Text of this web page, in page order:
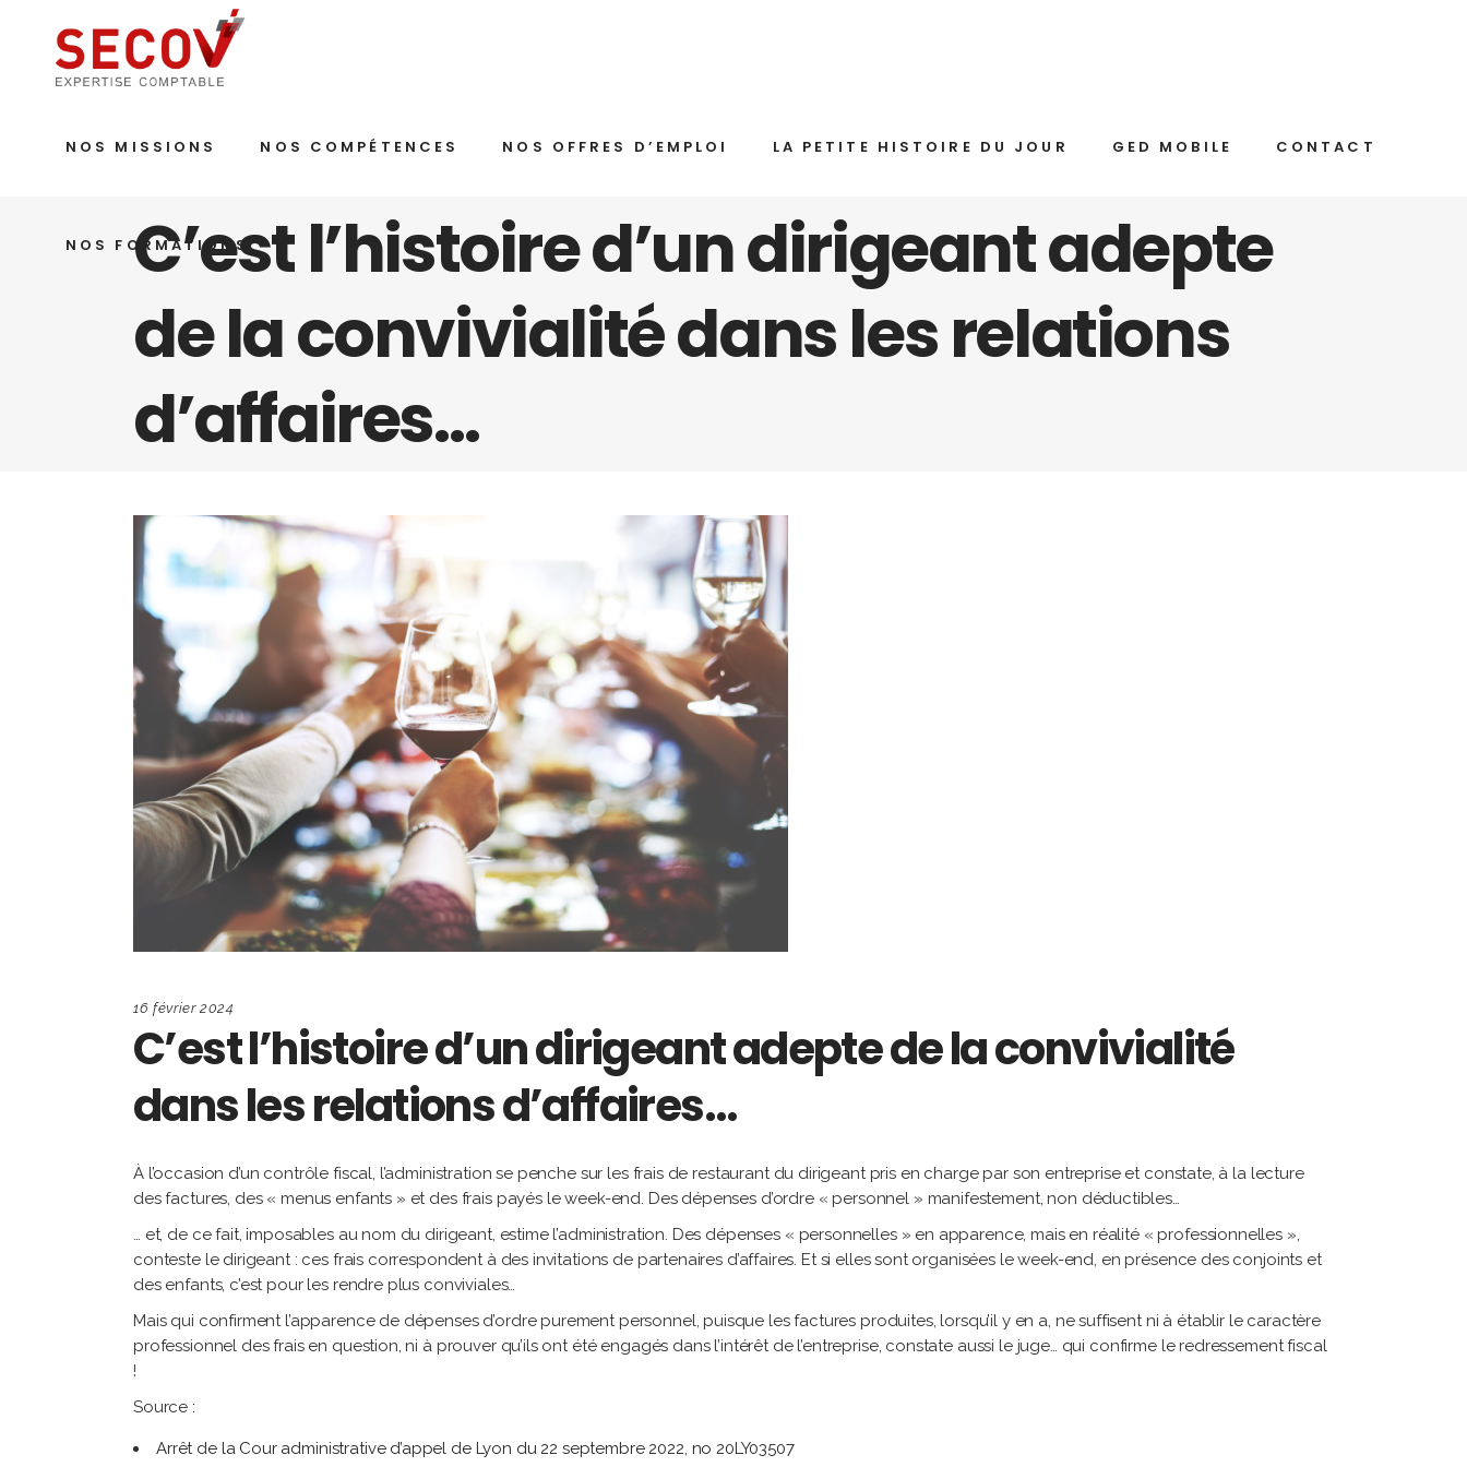
NOS MISSIONS NOS COMPÉTENCES NOS OFFRES D’EMPLOI LA PETITE HISTOIRE DU JOUR GED MOBILE CONTACT
NOS FORMATIONS
C’est l’histoire d’un dirigeant adepte
de la convivialité dans les relations
d’affaires…
16 février 2024
C’est l’histoire d’un dirigeant adepte de la convivialité
dans les relations d’affaires…
À l’occasion d’un contrôle fiscal, l’administration se penche sur les frais de restaurant du dirigeant pris en charge par son entreprise et constate, à la lecture
des factures, des « menus enfants » et des frais payés le week-end. Des dépenses d’ordre « personnel » manifestement, non déductibles…
… et, de ce fait, imposables au nom du dirigeant, estime l’administration. Des dépenses « personnelles » en apparence, mais en réalité « professionnelles »,
conteste le dirigeant : ces frais correspondent à des invitations de partenaires d’affaires. Et si elles sont organisées le week-end, en présence des conjoints et
des enfants, c’est pour les rendre plus conviviales…
Mais qui confirment l’apparence de dépenses d’ordre purement personnel, puisque les factures produites, lorsqu’il y en a, ne suffisent ni à établir le caractère
professionnel des frais en question, ni à prouver qu’ils ont été engagés dans l’intérêt de l’entreprise, constate aussi le juge… qui confirme le redressement fiscal
!
Source :
Arrêt de la Cour administrative d’appel de Lyon du 22 septembre 2022, no 20LY03507